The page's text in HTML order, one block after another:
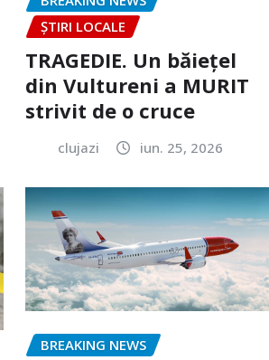
ȘTIRI LOCALE
TRAGEDIE. Un băiețel
din Vultureni a MURIT
strivit de o cruce
clujazi iun. 25, 2026
BREAKING NEWS